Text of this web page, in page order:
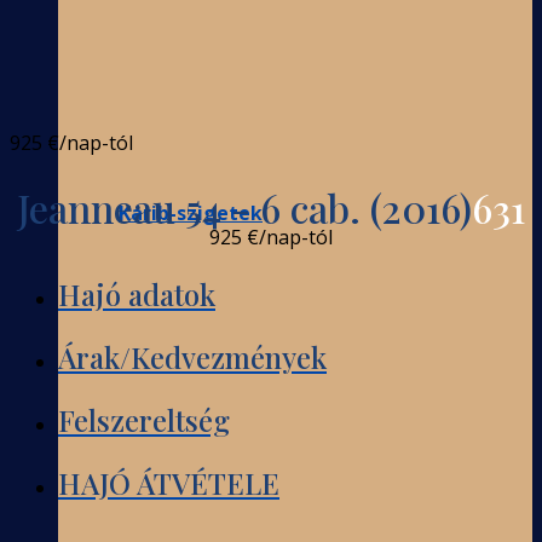
Karib-szigetek
925 €/nap-tól
Jeanneau 54 - 6 cab. (2016)631
925 €/nap-tól
Hajó adatok
Árak/Kedvezmények
Felszereltség
HAJÓ ÁTVÉTELE